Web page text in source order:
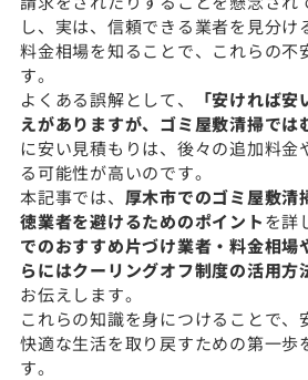
し、実は、信頼できる業者を見分け
料金相場を知ることで、これらの不
す。
よくある誤解として、
「安ければ
えがありますが、ゴミ屋敷清掃では
に安い見積もりは、後々の追加料金
る可能性が高いのです。
本記事では、 厚木市でのゴミ屋敷清
徳業者を避けるためのポイントを詳
でのおすすめ片づけ業者・料金相場
らにはクーリングオフ制度の活用方
お伝えします。
これらの知識を身につけることで、
快適な生活を取り戻すための第一歩
す。